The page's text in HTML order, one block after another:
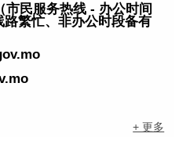
市民服务热线 - 办公时间
繁忙、非办公时段备有
+ 更多